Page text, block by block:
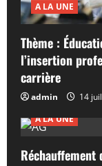
A LA UNE
Thème :
l’insertion
carrière
admin 14
A LA UNE